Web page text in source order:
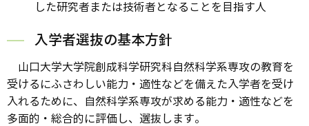
した研究者または技術者となることを目指す人
入学者選抜の基本方針
山口大学大学院創成科学研究科自然科学系専攻の教育を
受けるにふさわしい能力・適性などを備えた入学者を受け
入れるために、自然科学系専攻が求める能力・適性などを
多面的・総合的に評価し、選抜します。